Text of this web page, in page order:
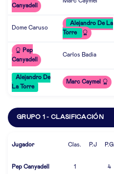
Canyadell
Dome Caruso
Alejandro De La
Torre
Pep
Canyadell
Carlos Badia
Alejandro De
La Torre
Marc Caymel
GRUPO 1 - CLASIFICACIÓN
Jugador Clas. P.J P.G
Pep Canyadell 1 4